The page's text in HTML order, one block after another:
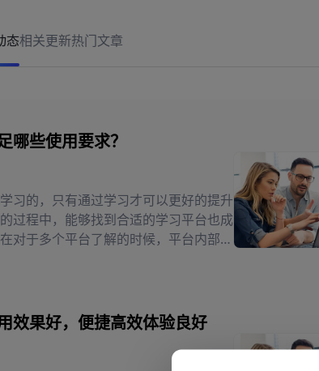
态相关更新热门文章
哪些使用要求？
习的，只有通过学习才可以更好的提升
过程中，能够找到合适的学习平台也成
对于多个平台了解的时候，平台内部的
效果好，便捷高效体验良好